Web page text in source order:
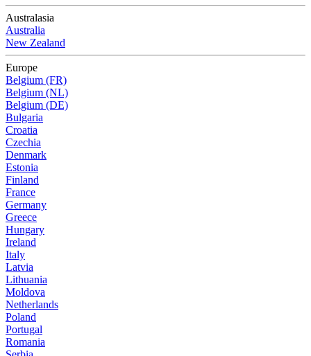
Australasia
Australia
New Zealand
Europe
Belgium (FR)
Belgium (NL)
Belgium (DE)
Bulgaria
Croatia
Czechia
Denmark
Estonia
Finland
France
Germany
Greece
Hungary
Ireland
Italy
Latvia
Lithuania
Moldova
Netherlands
Poland
Portugal
Romania